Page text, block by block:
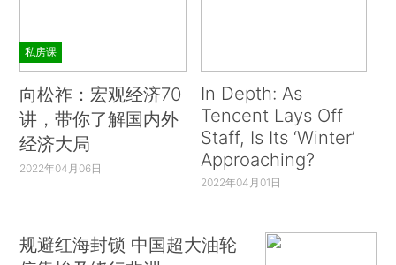
私房课
向松祚：宏观经济70
讲，带你了解国内外
经济大局
2022年04月06日
In Depth: As
Tencent Lays Off
Staff, Is Its ‘Winter’
Approaching?
2022年04月01日
规避红海封锁 中国超大油轮